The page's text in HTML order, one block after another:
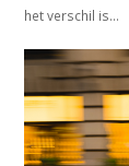
het verschil is…